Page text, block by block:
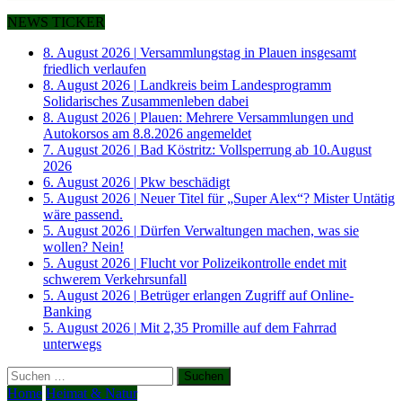
NEWS TICKER
8. August 2026 | Versammlungstag in Plauen insgesamt
friedlich verlaufen
8. August 2026 | Landkreis beim Landesprogramm
Solidarisches Zusammenleben dabei
8. August 2026 | Plauen: Mehrere Versammlungen und
Autokorsos am 8.8.2026 angemeldet
7. August 2026 | Bad Köstritz: Vollsperrung ab 10.August
2026
6. August 2026 | Pkw beschädigt
5. August 2026 | Neuer Titel für „Super Alex“? Mister Untätig
wäre passend.
5. August 2026 | Dürfen Verwaltungen machen, was sie
wollen? Nein!
5. August 2026 | Flucht vor Polizeikontrolle endet mit
schwerem Verkehrsunfall
5. August 2026 | Betrüger erlangen Zugriff auf Online-
Banking
5. August 2026 | Mit 2,35 Promille auf dem Fahrrad
unterwegs
Suchen
nach:
Home Heimat & Natur